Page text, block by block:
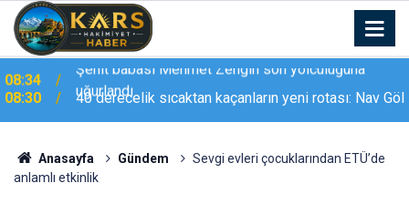
08:30 40 derecelik sıcaktan kaçanların yeni rotası: Nav Göl
Anasayfa Gündem
Sevgi evleri çocuklarından ETÜ’de
anlamlı etkinlik